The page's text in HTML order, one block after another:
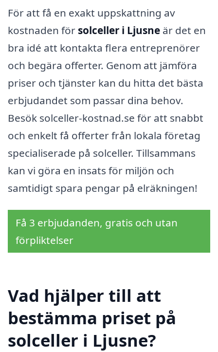
För att få en exakt uppskattning av
kostnaden för solceller i Ljusne är det en
bra idé att kontakta flera entreprenörer
och begära offerter. Genom att jämföra
priser och tjänster kan du hitta det bästa
erbjudandet som passar dina behov.
Besök solceller-kostnad.se för att snabbt
och enkelt få offerter från lokala företag
specialiserade på solceller. Tillsammans
kan vi göra en insats för miljön och
samtidigt spara pengar på elräkningen!
Få 3 erbjudanden, gratis och utan
förpliktelser
Vad hjälper till att
bestämma priset på
solceller i Ljusne?